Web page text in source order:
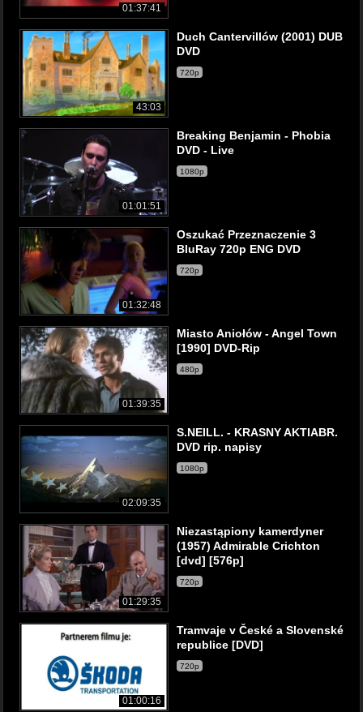
01:37:41
43:03
Duch Cantervillów (2001) DUB
DVD
720p
01:01:51
Breaking Benjamin - Phobia
DVD - Live
1080p
01:32:48
Oszukać Przeznaczenie 3
BluRay 720p ENG DVD
720p
01:39:35
Miasto Aniołów - Angel Town
[1990] DVD-Rip
480p
02:09:35
S.NEILL. - KRASNY AKTIABR.
DVD rip. napisy
1080p
01:29:35
Niezastąpiony kamerdyner
(1957) Admirable Crichton
[dvd] [576p]
720p
01:00:16
Tramvaje v České a Slovenské
republice [DVD]
720p